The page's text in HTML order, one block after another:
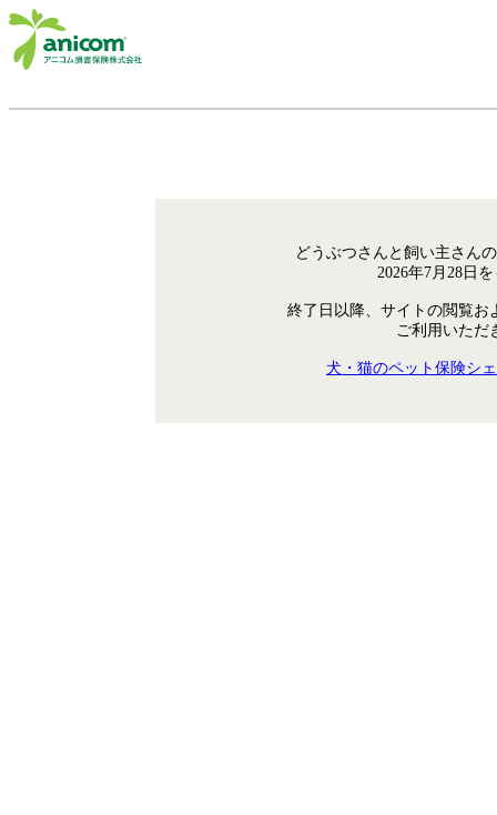
どうぶつさんと飼い主さん
2026年7月28日
終了日以降、サイトの閲覧お
ご利用いただ
犬・猫のペット保険シ